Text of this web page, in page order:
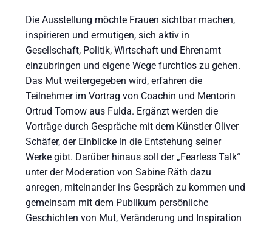
Die Ausstellung möchte Frauen sichtbar machen,
inspirieren und ermutigen, sich aktiv in
Gesellschaft, Politik, Wirtschaft und Ehrenamt
einzubringen und eigene Wege furchtlos zu gehen.
Das Mut weitergegeben wird, erfahren die
Teilnehmer im Vortrag von Coachin und Mentorin
Ortrud Tornow aus Fulda. Ergänzt werden die
Vorträge durch Gespräche mit dem Künstler Oliver
Schäfer, der Einblicke in die Entstehung seiner
Werke gibt. Darüber hinaus soll der „Fearless Talk“
unter der Moderation von Sabine Räth dazu
anregen, miteinander ins Gespräch zu kommen und
gemeinsam mit dem Publikum persönliche
Geschichten von Mut, Veränderung und Inspiration